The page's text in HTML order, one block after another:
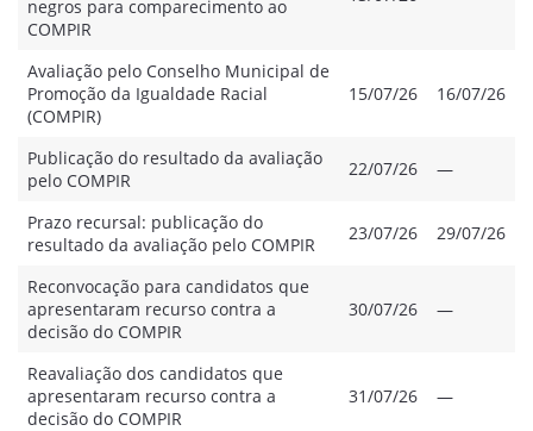
negros para comparecimento ao
COMPIR
Avaliação pelo Conselho Municipal de
Promoção da Igualdade Racial
(COMPIR)
15/07/26 16/07/26
Publicação do resultado da avaliação
pelo COMPIR
22/07/26 —
Prazo recursal: publicação do
resultado da avaliação pelo COMPIR
23/07/26 29/07/26
Reconvocação para candidatos que
apresentaram recurso contra a
decisão do COMPIR
30/07/26 —
Reavaliação dos candidatos que
apresentaram recurso contra a
decisão do COMPIR
31/07/26 —